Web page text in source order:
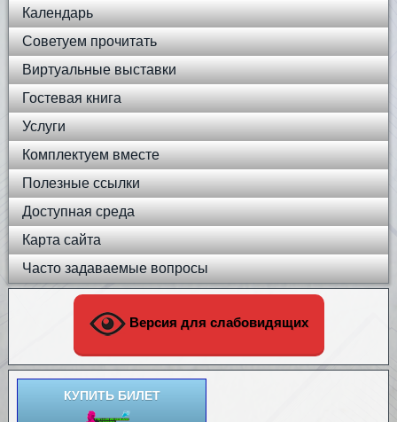
Календарь
Советуем прочитать
Виртуальные выставки
Гостевая книга
Услуги
Комплектуем вместе
Полезные ссылки
Доступная среда
Карта сайта
Часто задаваемые вопросы
Версия для слабовидящих
КУПИТЬ БИЛЕТ